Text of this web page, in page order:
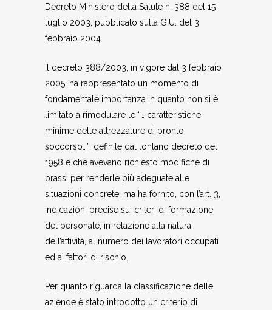
Decreto Ministero della Salute n. 388 del 15
luglio 2003, pubblicato sulla G.U. del 3
febbraio 2004.
Il decreto 388/2003, in vigore dal 3 febbraio
2005, ha rappresentato un momento di
fondamentale importanza in quanto non si è
limitato a rimodulare le “… caratteristiche
minime delle attrezzature di pronto
soccorso…”, definite dal lontano decreto del
1958 e che avevano richiesto modifiche di
prassi per renderle più adeguate alle
situazioni concrete, ma ha fornito, con l’art. 3,
indicazioni precise sui criteri di formazione
del personale, in relazione alla natura
dell’attività, al numero dei lavoratori occupati
ed ai fattori di rischio.
Per quanto riguarda la classificazione delle
aziende è stato introdotto un criterio di